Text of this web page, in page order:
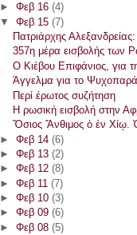
► Φεβ 16 (4)
▼ Φεβ 15 (7)
Πατριάρχης
357η μέρα εισβολής των
Ο Κιέβου Επιφάνιος, για
Άγγελμα για το
Περί έρωτος συζήτηση
Η ρωσική εισβολή στην
Ὅσιος Ἄνθιμος ὁ ἐν Χίῳ.
► Φεβ 14 (6)
► Φεβ 13 (2)
► Φεβ 12 (8)
► Φεβ 11 (7)
► Φεβ 10 (3)
► Φεβ 09 (6)
► Φεβ 08 (5)